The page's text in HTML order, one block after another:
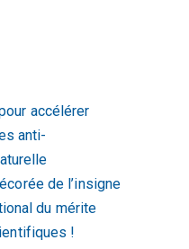
accélérer
anti-
de l’insigne
du mérite
!